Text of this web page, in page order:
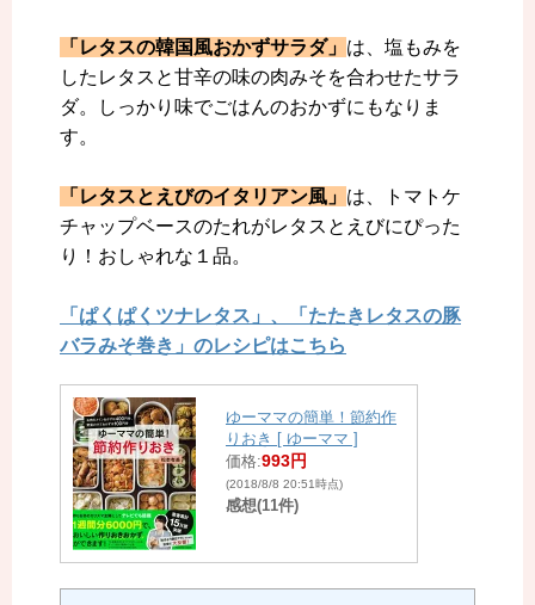
「レタスの韓国風おかずサラダ」 は、塩もみを
したレタスと甘辛の味の肉みそを合わせたサラ
ダ。しっかり味でごはんのおかずにもなりま
す。
「レタスとえびのイタリアン風」 は、トマトケ
チャップベースのたれがレタスとえびにぴった
り！おしゃれな１品。
「ぱくぱくツナレタス」、「たたきレタスの豚
バラみそ巻き」のレシピはこちら
ゆーママの簡単！節約作
りおき [ ゆーママ ]
価格:993円
(2018/8/8 20:51時点)
感想(11件)